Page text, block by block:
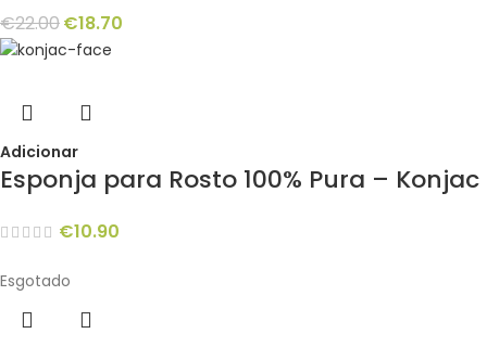
€22.00€18.70
Adicionar
Esponja para Rosto 100% Pura – Konjac
€10.90
Esgotado